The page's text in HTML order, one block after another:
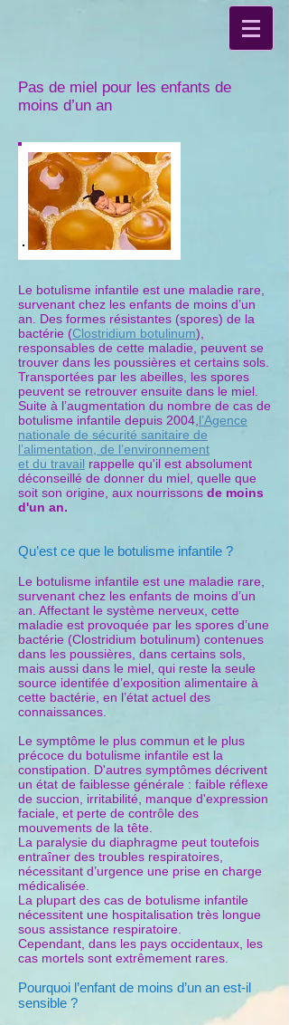
Pas de miel pour les enfants de
moins d’un an
Le botulisme infantile est une maladie rare,
survenant chez les enfants de moins d’un
an. Des formes résistantes (spores) de la
bactérie (Clostridium botulinum),
responsables de cette maladie, peuvent se
trouver dans les poussières et certains sols.
Transportées par les abeilles, les spores
peuvent se retrouver ensuite dans le miel.
Suite à l’augmentation du nombre de cas de
botulisme infantile depuis 2004, l’Agence
nationale de sécurité sanitaire de
l’alimentation, de l’environnement
et du travail rappelle qu'il est absolument
déconseillé de donner du miel, quelle que
soit son origine, aux nourrissons de moins
d'un an.
Qu’est ce que le botulisme infantile ?
Le botulisme infantile est une maladie rare,
survenant chez les enfants de moins d’un
an. Affectant le système nerveux, cette
maladie est provoquée par les spores d’une
bactérie (Clostridium botulinum) contenues
dans les poussières, dans certains sols,
mais aussi dans le miel, qui reste la seule
source identifée d’exposition alimentaire à
cette bactérie, en l’état actuel des
connaissances.
Le symptôme le plus commun et le plus
précoce du botulisme infantile est la
constipation. D'autres symptômes décrivent
un état de faiblesse générale : faible réflexe
de succion, irritabilité, manque d'expression
faciale, et perte de contrôle des
mouvements de la tête.
La paralysie du diaphragme peut toutefois
entraîner des troubles respiratoires,
nécessitant d’urgence une prise en charge
médicalisée.
La plupart des cas de botulisme infantile
nécessitent une hospitalisation très longue
sous assistance respiratoire.
Cependant, dans les pays occidentaux, les
cas mortels sont extrêmement rares.
Pourquoi l’enfant de moins d’un an est-il
sensible ?